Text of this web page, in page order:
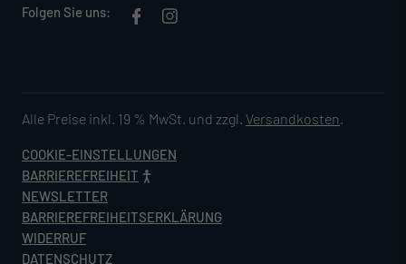
Folgen Sie uns:
Alle Preise inkl. 19 % MwSt. und zzgl. Versandkosten.
COOKIE-EINSTELLUNGEN
BARRIEREFREIHEIT
NEWSLETTER
BARRIEREFREIHEITSERKLÄRUNG
WIDERRUF
DATENSCHUTZ